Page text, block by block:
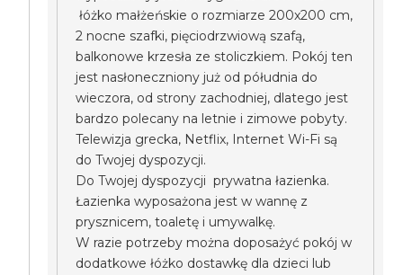
łóżko małżeńskie o rozmiarze 200x200 cm,
2 nocne szafki, pięciodrzwiową szafą,
balkonowe krzesła ze stoliczkiem. Pokój ten
jest nasłoneczniony już od półudnia do
wieczora, od strony zachodniej, dlatego jest
bardzo polecany na letnie i zimowe pobyty.
Telewizja grecka, Netflix, Internet Wi-Fi są
do Twojej dyspozycji.
Do Twojej dyspozycji prywatna łazienka.
Łazienka wyposażona jest w wannę z
prysznicem, toaletę i umywalkę.
W razie potrzeby można doposażyć pokój w
dodatkowe łóżko dostawkę dla dzieci lub